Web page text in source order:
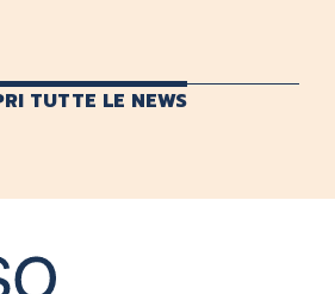
TUTTE LE NEWS